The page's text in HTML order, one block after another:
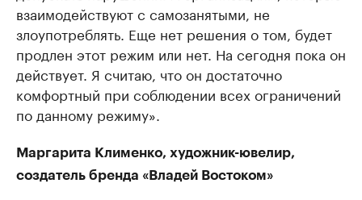
взаимодействуют с самозанятыми, не
злоупотреблять. Еще нет решения о том, будет
продлен этот режим или нет. На сегодня пока он
действует. Я считаю, что он достаточно
комфортный при соблюдении всех ограничений
по данному режиму».
Маргарита Клименко, художник-ювелир,
создатель бренда «Владей Востоком»